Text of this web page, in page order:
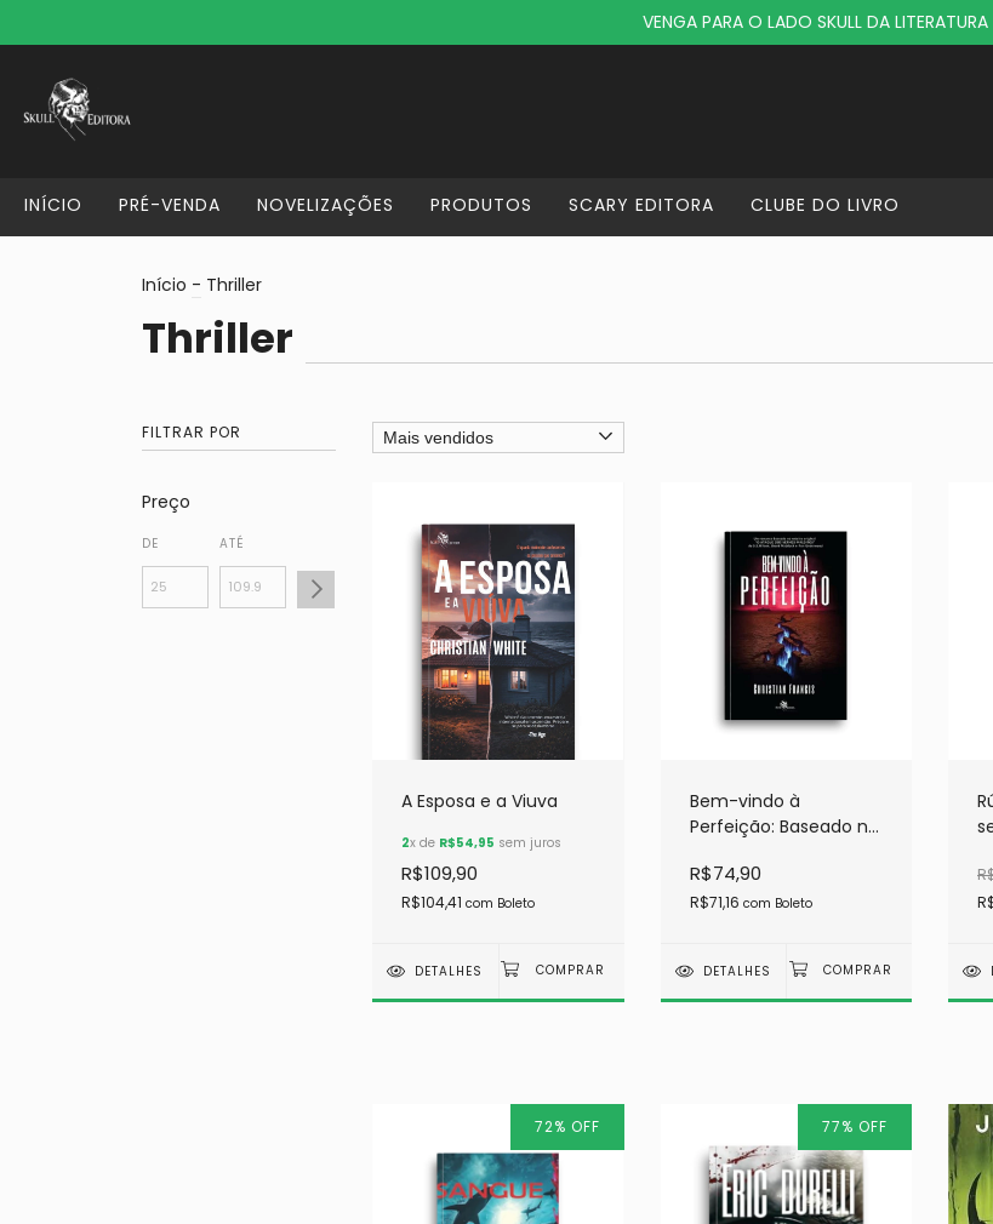
VENGA PARA O LADO SKULL DA LITERATURA
INÍCIO PRÉ-VENDA NOVELIZAÇÕES PRODUTOS SCARY EDITORA CLUBE DO LIVRO
Início - Thriller
Thriller
FILTRAR POR
Preço
DE ATÉ
A Esposa e a Viuva
2x de R$54,95 sem juros
R$109,90
R$104,41 com Boleto
DETALHES
Bem-vindo à
Perfeição: Baseado no
ataque dos Vermes
Malditos'
R$74,90
R$71,16 com Boleto
DETALHES
72% OFF 77% OFF